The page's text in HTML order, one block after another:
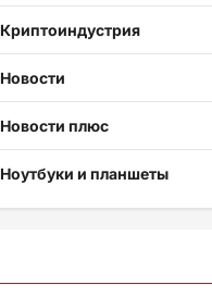
Криптоиндустрия
Новости
Новости плюс
Ноутбуки и планшеты